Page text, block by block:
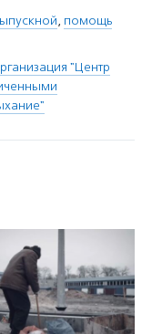
, помощь
"Центр